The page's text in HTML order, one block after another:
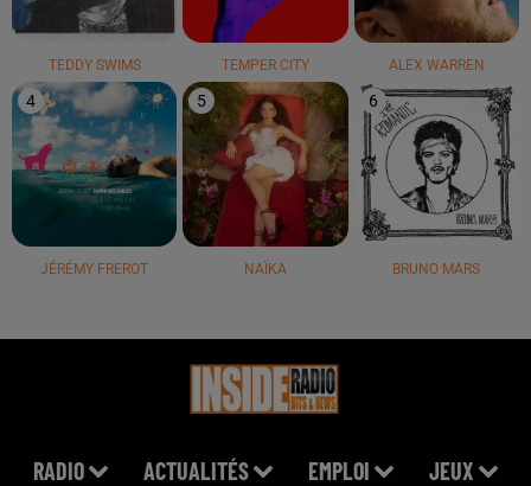
TEDDY SWIMS TEMPER CITY ALEX WARREN
4
JÉRÉMY FREROT
5
NAÏKA
6
BRUNO MARS
RADIO ACTUALITÉS EMPLOI JEUX